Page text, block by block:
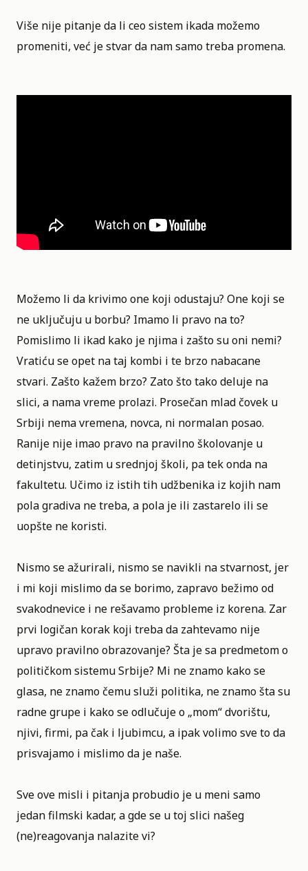
Više nije pitanje da li ceo sistem ikada možemo
promeniti, već je stvar da nam samo treba promena.
Možemo li da krivimo one koji odustaju? One koji se
ne uključuju u borbu? Imamo li pravo na to?
Pomislimo li ikad kako je njima i zašto su oni nemi?
Vratiću se opet na taj kombi i te brzo nabacane
stvari. Zašto kažem brzo? Zato što tako deluje na
slici, a namavreme prolazi. Prosečan mlad čovek u
Srbiji nema vremena, novca, ni normalan posao.
Ranije nije imao pravo na pravilno školovanje u
detinjstvu, zatim u srednjoj školi, pa tek onda na
fakultetu. Učimo iz istih tih udžbenika iz kojih nam
pola gradiva ne treba, a pola je ili zastarelo ili se
uopšte ne koristi.
Nismo se ažurirali, nismo se navikli na stvarnost, jer
i mi koji mislimo da se borimo, zapravo bežimo od
svakodnevice i ne rešavamo probleme iz korena. Zar
prvi logičan korak koji treba da zahtevamo nije
upravo pravilno obrazovanje? Šta je sa predmetom o
političkom sistemu Srbije? Mi ne znamo kako se
glasa, ne znamo čemu služi politika, ne znamo šta su
radne grupe i kako se odlučuje o „mom“dvorištu,
njivi, firmi, pa čak i ljubimcu, a ipak volimo sve to da
prisvajamo i mislimo da je naše.
Sve ove misli i pitanja probudio je u meni samo
jedan filmski kadar, a gde se u toj slici našeg
(ne)reagovanja nalazite vi?